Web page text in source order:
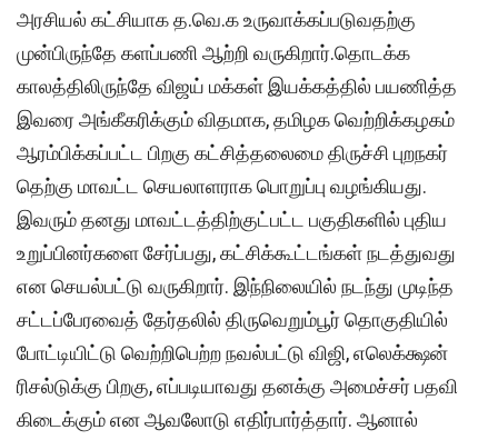
அரசியல் கட்சியாக த.வெ.க உருவாக்கப்படுவதற்கு
முன்பிருந்தே களப்பணி ஆற்றி வருகிறார்.தொடக்க
காலத்திலிருந்தே விஜய் மக்கள் இயக்கத்தில் பயணித்த
இவரை அங்கீகரிக்கும் விதமாக, தமிழக வெற்றிக்கழகம்
ஆரம்பிக்கப்பட்ட பிறகு கட்சித்தலைமை திருச்சி புறநகர்
தெற்கு மாவட்ட செயலாளராக பொறுப்பு வழங்கியது.
இவரும் தனது மாவட்டத்திற்குட்பட்ட பகுதிகளில் புதிய
உறுப்பினர்களை சேர்ப்பது, கட்சிக்கூட்டங்கள் நடத்துவது
என செயல்பட்டு வருகிறார். இந்நிலையில் நடந்து முடிந்த
சட்டப்பேரவைத் தேர்தலில் திருவெறும்பூர் தொகுதியில்
போட்டியிட்டு வெற்றிபெற்ற நவல்பட்டு விஜி, எலெக்க்ஷன்
ரிசல்டுக்கு பிறகு, எப்படியாவது தனக்கு அமைச்சர் பதவி
கிடைக்கும் என ஆவலோடு எதிர்பார்த்தார். ஆனால்